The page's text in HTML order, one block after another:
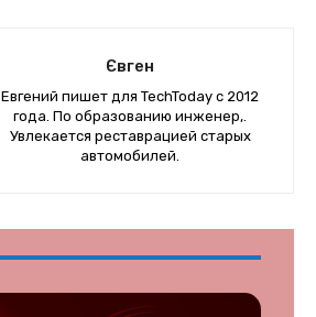
Євген
Евгений пишет для TechToday с 2012
года. По образованию инженер,.
Увлекается реставрацией старых
автомобилей.